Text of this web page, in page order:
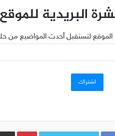
البريدية للموقع
لتستقبل أحدث المواضيع من
اشتراك